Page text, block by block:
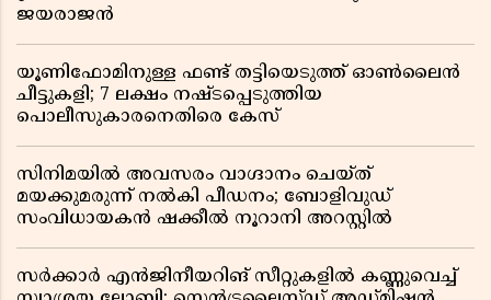
ജയരാജൻ
യൂണിഫോമിനുള്ള ഫണ്ട് തട്ടിയെടുത്ത് ഓൺലൈൻ
ചീട്ടുകളി; 7 ലക്ഷം നഷ്ടപ്പെടുത്തിയ
പൊലീസുകാരനെതിരെ കേസ്
സിനിമയിൽ അവസരം വാഗ്ദാനം ചെയ്ത്
മയക്കുമരുന്ന് നൽകി പീഡനം; ബോളിവുഡ്
സംവിധായകൻ ഷക്കീൽ നൂറാനി അറസ്റ്റിൽ
സർക്കാർ എൻജിനീയറിങ് സീറ്റുകളിൽ കണ്ണുവെച്ച്